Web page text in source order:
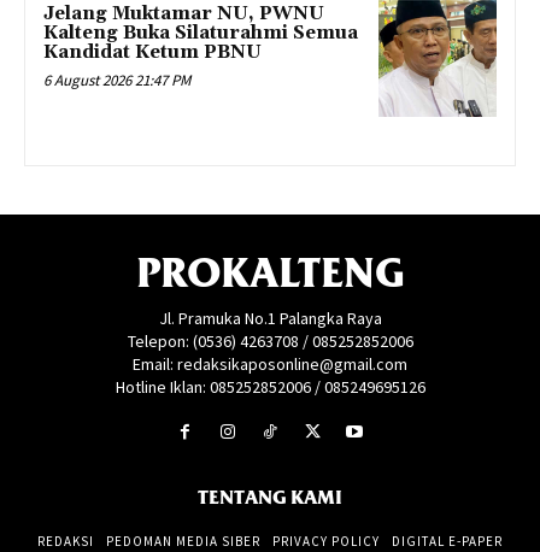
Jelang Muktamar NU, PWNU
Kalteng Buka Silaturahmi Semua
Kandidat Ketum PBNU
6 August 2026 21:47 PM
PROKALTENG
Jl. Pramuka No.1 Palangka Raya
Telepon: (0536) 4263708 / 085252852006
Email: redaksikaposonline@gmail.com
Hotline Iklan: 085252852006 / 085249695126
TENTANG KAMI
REDAKSI PEDOMAN MEDIA SIBER PRIVACY POLICY DIGITAL E-PAPER